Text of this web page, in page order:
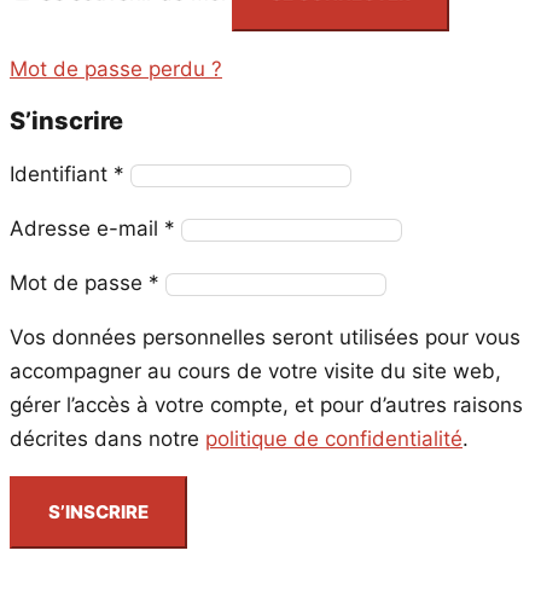
Mot de passe perdu ?
S’inscrire
Identifiant * Obligatoire
Adresse e-mail * Obligatoire
Mot de passe * Obligatoire
Vos données personnelles seront utilisées pour vous
accompagner au cours de votre visite du site web,
gérer l’accès à votre compte, et pour d’autres raisons
décrites dans notre politique de confidentialité.
S’INSCRIRE